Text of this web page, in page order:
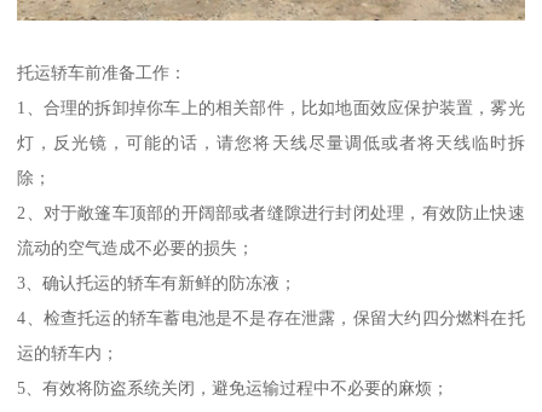
托运轿车前准备工作：
1、合理的拆卸掉你车上的相关部件，比如地面效应保护装置，雾光
灯，反光镜，可能的话，请您将天线尽量调低或者将天线临时拆
除；
2、对于敞篷车顶部的开阔部或者缝隙进行封闭处理，有效防止快速
流动的空气造成不必要的损失；
3、确认托运的轿车有新鲜的防冻液；
4、检查托运的轿车蓄电池是不是存在泄露，保留大约四分燃料在托
运的轿车内；
5、有效将防盗系统关闭，避免运输过程中不必要的麻烦；